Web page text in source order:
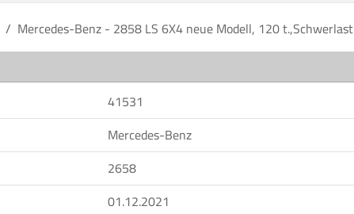
Mercedes-Benz - 2858 LS 6X4 neue Modell, 120 t.,Schwerlast
41531
Mercedes-Benz
2658
01.12.2021